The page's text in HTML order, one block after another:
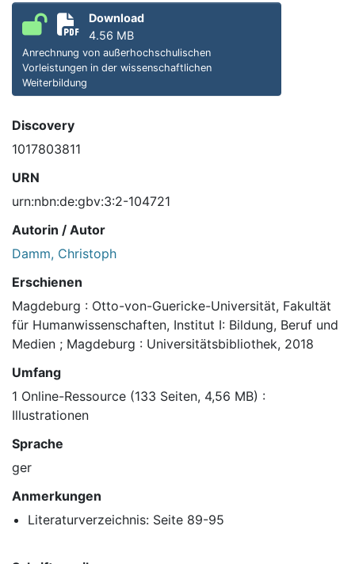
Download
4.56 MB
Anrechnung von außerhochschulischen
Vorleistungen in der wissenschaftlichen
Weiterbildung
Discovery
1017803811
URN
urn:nbn:de:gbv:3:2-104721
Autorin / Autor
Damm, Christoph
Erschienen
Magdeburg : Otto-von-Guericke-Universität, Fakultät
für Humanwissenschaften, Institut I: Bildung, Beruf und
Medien ; Magdeburg : Universitätsbibliothek, 2018
Umfang
1 Online-Ressource (133 Seiten, 4,56 MB) :
Illustrationen
Sprache
ger
Anmerkungen
Literaturverzeichnis: Seite 89-95